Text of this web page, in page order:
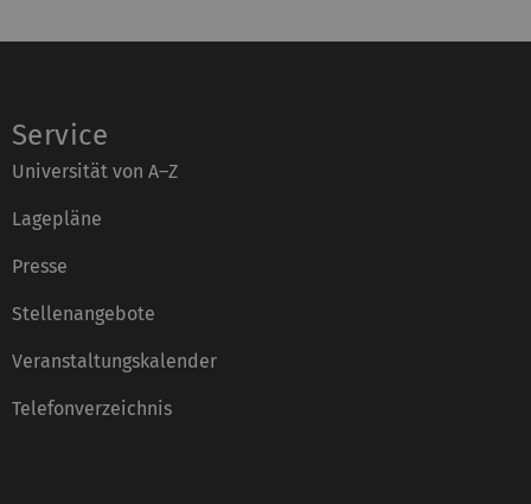
Service
Universität von A–Z
Lagepläne
Presse
Stellenangebote
Veranstaltungskalender
Telefonverzeichnis